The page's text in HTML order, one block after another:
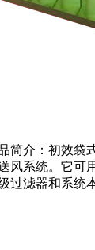
简介：初效袋
风系统。它可
过滤器和系统